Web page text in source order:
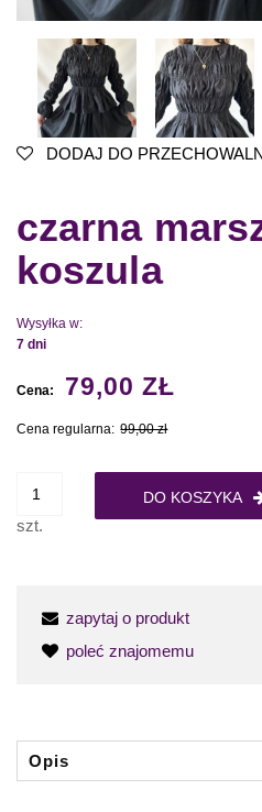
DODAJ DO
czarna
koszula
Wysyłka w:
7 dni
Cena: 79,00 ZŁ
Cena regularna: 99,00 zł
szt.
DO KOSZYKA
zapytaj o produkt
poleć znajomemu
Opis